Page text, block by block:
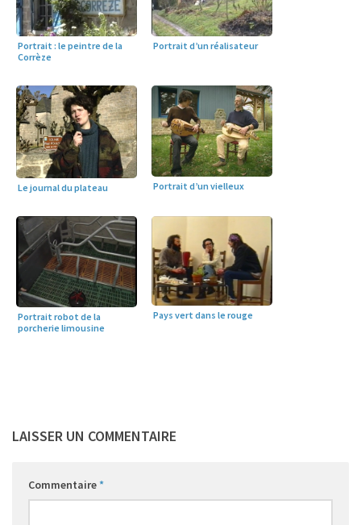
Portrait : le peintre de la
Corrèze
Portrait d’un réalisateur
Le journal du plateau Portrait d’un vielleux
Portrait robot de la
porcherie limousine
Pays vert dans le rouge
LAISSER UN COMMENTAIRE
Commentaire*